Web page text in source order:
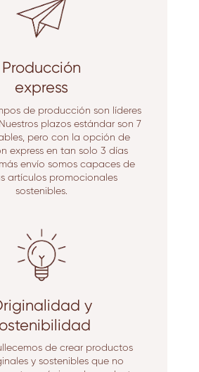
Producción
express
de producción son líderes
plazos estándar son 7
pero con la opción de
express en tan solo 3 días
envío somos capaces de
artículos promocionales
sostenibles.
y
de crear productos
y sostenibles que no